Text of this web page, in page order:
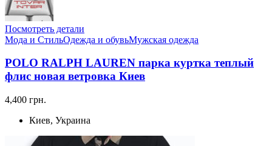
Посмотреть детали
Мода и СтильОдежда и обувьМужская одежда
POLO RALPH LAUREN парка куртка теплый
флис новая ветровка Киев
4,400 грн.
Киев, Украина